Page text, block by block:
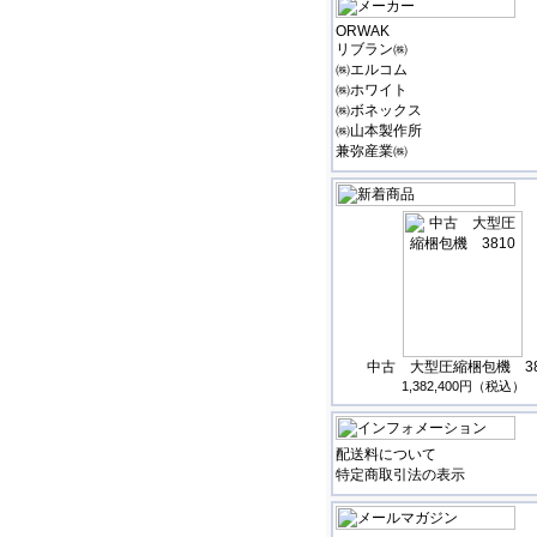
ORWAK
リブラン㈱
㈱エルコム
㈱ホワイト
㈱ボネックス
㈱山本製作所
兼弥産業㈱
中古 大型圧縮梱包機
1,382,400円（税込）
配送料について
特定商取引法の表示